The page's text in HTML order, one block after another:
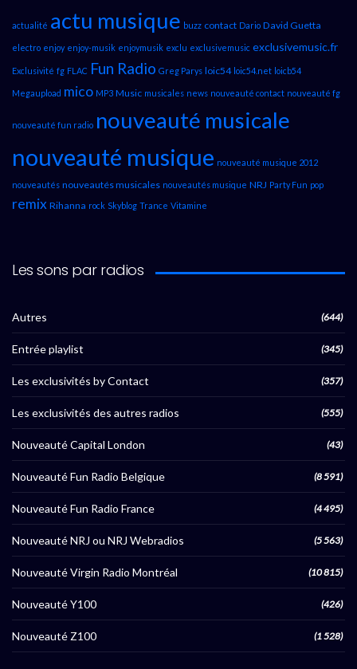
actualité actu musique buzz contact Dario David Guetta
electro enjoy enjoy-musik enjoymusik exclu exclusivemusic exclusivemusic.fr
Exclusivité fg FLAC Fun Radio Greg Parys loic54 loic54.net loicb54
Megaupload mico MP3 Music musicales news nouveauté contact nouveauté fg
nouveauté fun radio nouveauté musicale
nouveauté musique nouveauté musique 2012
nouveautés nouveautés musicales nouveautés musique NRJ Party Fun pop
remix Rihanna rock Skyblog Trance Vitamine
Les sons par radios
Autres (644)
Entrée playlist (345)
Les exclusivités by Contact (357)
Les exclusivités des autres radios (555)
Nouveauté Capital London (43)
Nouveauté Fun Radio Belgique (8 591)
Nouveauté Fun Radio France (4 495)
Nouveauté NRJ ou NRJ Webradios (5 563)
Nouveauté Virgin Radio Montréal (10 815)
Nouveauté Y100 (426)
Nouveauté Z100 (1 528)